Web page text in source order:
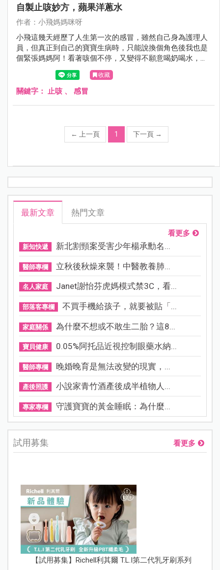
自製止咳妙方，蘋果洋蔥水
作者：小飛媽媽咪呀
小飛這幾天經歷了人生第一次的感冒，雖然自己身為護理人
員，但真正到自己的寶寶生病時，只能說換個角色後我也是
個緊張媽媽阿！看著咳個不停，又變得不願意喝奶喝水，只
好趕快來個救急的蘋果洋蔥水，果然甜甜的好入口，雖然還
是有點咳嗽，但至少感覺有潤喉了。
收藏
關鍵字： 止咳 、 感冒
← 上一頁 1 下一頁 →
最新文章 熱門文章
看更多
新知快遞 新北割頸案受害少年楊承勳名...
醫師專欄 立秋後秋燥來襲！中醫教養肺...
名人家庭 Janet謝怡芬虎媽模式禁3C，看...
部落客專欄 不買手機給孩子，就要被貼「...
家庭關係 為什麼不想或不敢生二胎？這8...
寶貝健康 0.05%阿托品近視控制眼藥水納...
醫師專欄 晚婚晚育是無法改變的現實，...
產後照護 小說家青竹酒產後成半植物人...
專家專欄 守護寶寶的黃金睡眠：為什麼...
試用募集 看更多
【試用募集】Richell利其爾 T.L.I第二代乳牙刷系列